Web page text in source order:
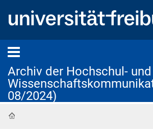
Archiv der Hochschul- und
08/2024)